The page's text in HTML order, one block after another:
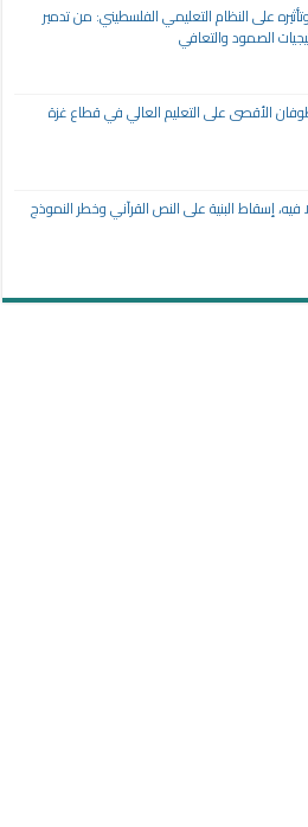
عدوان 2023 وتأثيره على النظام التعليمي الفلسطيني: من تدمير
الصمود والتعافي
الأقصى على التعليم العالي في قطاع غزة
فيه، إسقاط البنية على النص القرآني وخطر النموذج